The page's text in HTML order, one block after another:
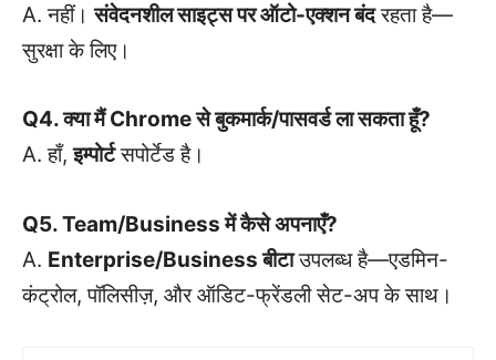
A. नहीं।संवेदनशील साइट्स पर ऑटो-एक्शन बंदरहता है—
सुरक्षा के लिए।
Q4. क्या मैं Chrome से बुकमार्क/पासवर्ड ला सकता हूँ?
A. हाँ,इम्पोर्टसपोर्टेड है।
Q5. Team/Business में कैसे अपनाएँ?
A. Enterprise/Business बीटाउपलब्ध है—एडमिन-
कंट्रोल, पॉलिसीज़, और ऑडिट-फ्रेंडली सेट-अप के साथ।